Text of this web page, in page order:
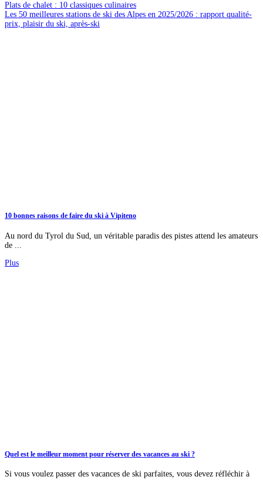
Plats de chalet : 10 classiques culinaires
Les 50 meilleures stations de ski des Alpes en 2025/2026 : rapport qualité-
prix, plaisir du ski, après-ski
10 bonnes raisons de faire du ski à Vipiteno
Au nord du Tyrol du Sud, un véritable paradis des pistes attend les amateurs
de ...
Plus
Quel est le meilleur moment pour réserver des vacances au ski ?
Si vous voulez passer des vacances de ski parfaites, vous devez réfléchir à